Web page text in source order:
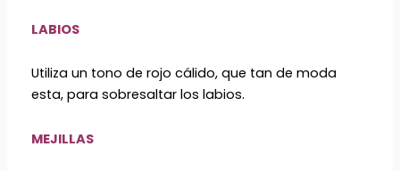
LABIOS
Utiliza un tono de rojo cálido, que tan de moda
esta, para sobresaltar los labios.
MEJILLAS